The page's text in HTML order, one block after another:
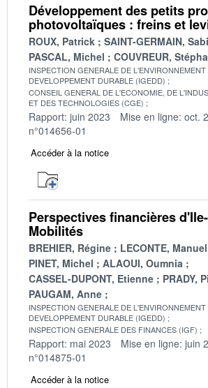
Développement des petits
photovoltaïques : freins et
ROUX, Patrick
SAINT-GERMAIN,
PASCAL, Michel
COUVREUR,
INSPECTION GENERALE DE L'ENVIRONNEMENT
DEVELOPPEMENT DURABLE (IGEDD)
CONSEIL GENERAL DE L'ECONOMIE, DE
ET DES TECHNOLOGIES (CGE)
Rapport: juin 2023 Mise en ligne: oct.
n°014656-01
Accéder à la notice
Perspectives financières
Mobilités
BREHIER, Régine
LECONTE, Manuel
PINET, Michel
ALAOUI, Oumnia
CASSEL-DUPONT, Etienne
PRADY,
PAUGAM, Anne
INSPECTION GENERALE DE L'ENVIRONNEMENT
DEVELOPPEMENT DURABLE (IGEDD)
INSPECTION GENERALE DES FINANCES (IGF)
Rapport: mai 2023 Mise en ligne: juin
n°014875-01
Accéder à la notice